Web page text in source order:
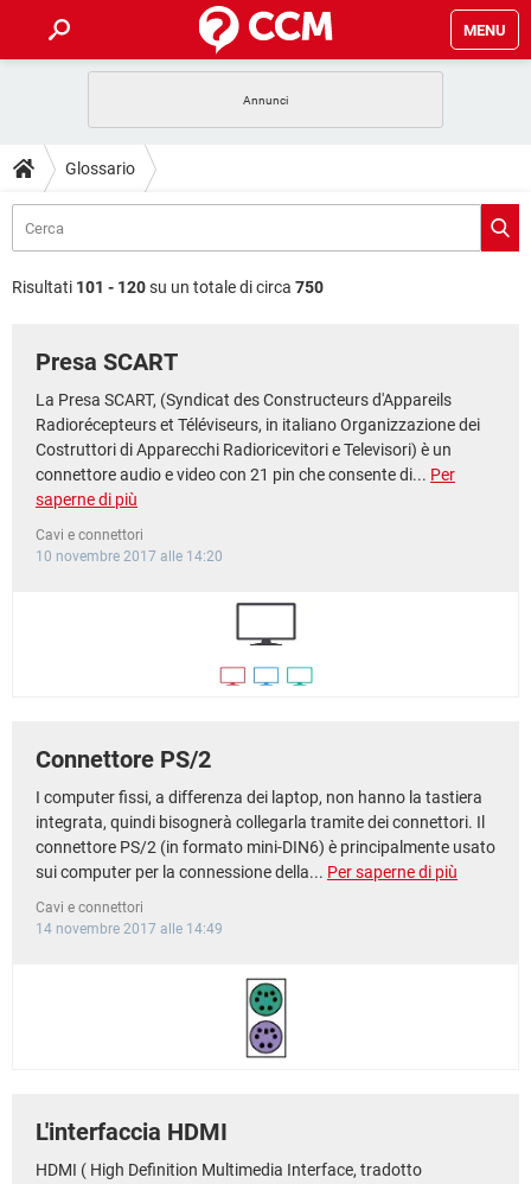
MENU
INTRATTENIMENTO
INSTAGRAM WHATSAPP
TIKTOK FACEBOOK
GUIDE
COVID-19
INTRATTENIMENTO
iOS
TIKTOK
HARDWARE
DOWNLOAD
COVID-19 GAMING
INTRATTENIMENTO ANDROID
TIKTOK FACEBOOK
HARDWARE
INTRATTENIMENTO
iOS WINDOWS 10
TIKTOK FACEBOOK
INTRATTENIMENTO ANDROID
iOS WINDOWS 10
INSTAGRAM
TIKTOK
Glossario
Risultati 101 - 120su un totale di circa 750
Presa SCART
La Presa SCART, (Syndicat des Constructeurs d'Appareils
Radiorécepteurs et Téléviseurs, in italiano Organizzazione dei
Costruttori di Apparecchi Radioricevitori e Televisori) è un
connettore audio e video con 21 pin che consente di... Per
saperne di più
Cavi e connettori
10 novembre 2017 alle 14:20
Connettore PS/2
I computer fissi, a differenza dei laptop, non hanno la tastiera
integrata, quindi bisognerà collegarla tramite dei connettori. Il
connettore PS/2 (in formato mini-DIN6) è principalmente usato
sui computer per la connessione della... Per saperne di più
Cavi e connettori
14 novembre 2017 alle 14:49
L'interfaccia HDMI
HDMI ( High Definition Multimedia Interface, tradotto